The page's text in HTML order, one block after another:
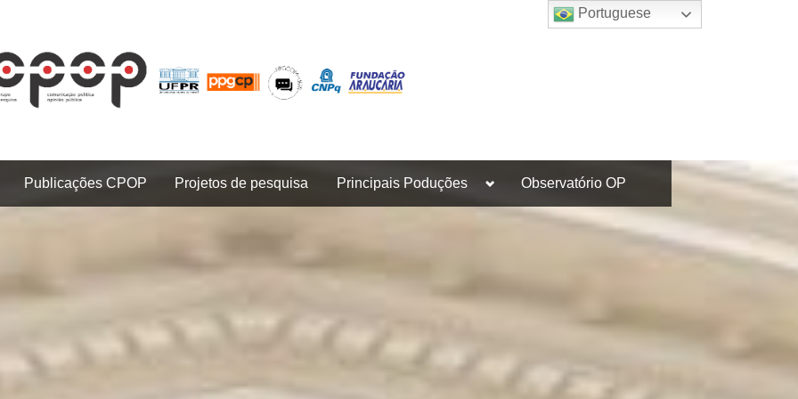
Publicações CPOP Projetos de pesquisa Principais Poduções
Toggle
menu
Observatório OP
Portuguese